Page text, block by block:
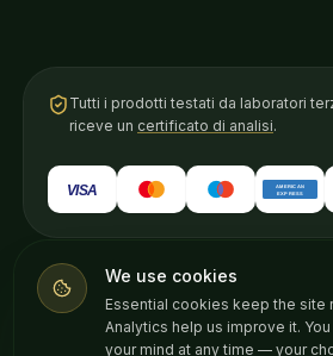
Tutti i prodotti testati da laboratori
riceve un certificato di analisi.
VISA AMERICAN
EXPRESS
ACQUISTA IN
Български Español
We use cookies
Essential cookies keep the site
Analytics help us improve it.
your mind at any time — your